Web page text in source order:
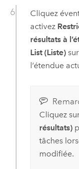
Cliquez
activez
résultats à
List (Liste)sur
l’étendue
Cliquez
résultats)
tâches
modifiée.